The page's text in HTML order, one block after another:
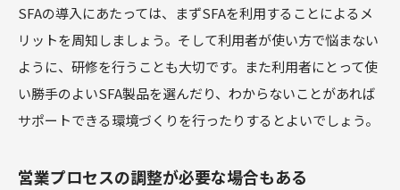
SFAの導入にあたっては、まずSFAを利用することによるメ
リットを周知しましょう。そして利用者が使い方で悩まない
ように、研修を行うことも大切です。また利用者にとって使
い勝手のよいSFA製品を選んだり、わからないことがあれば
サポートできる環境づくりを行ったりするとよいでしょう。
営業プロセスの調整が必要な場合もある